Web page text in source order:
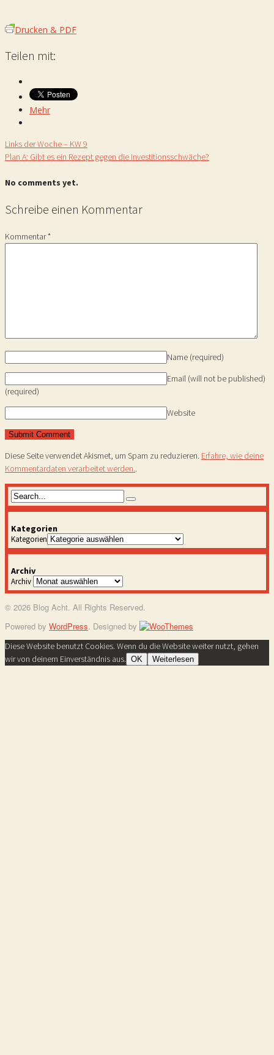
Drucken & PDF
Teilen mit:
Mehr
Links der Woche – KW 9
Plan A: Gibt es ein Rezept gegen die Investitionsschwäche?
No comments yet.
Schreibe einen Kommentar
Kommentar*
Name (required)
Email (will not be published)
(required)
Website
Diese Seite verwendet Akismet, um Spam zu reduzieren. Erfahre, wie deine
Kommentardaten verarbeitet werden..
Kategorien
Kategorien
Archiv
Archiv
© 2026 Blog Acht. All Rights Reserved.
Powered by WordPress. Designed by
Diese Website benutzt Cookies. Wenn du die Website weiter nutzt, gehen
wir von deinem Einverständnis aus. OK Weiterlesen